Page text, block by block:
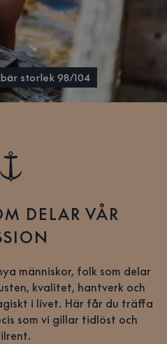
storlek 98/104
DELAR VÅR
människor, folk som delar
kvalitet, hantverk och
i livet. Här får du träffa
som vi gillar tidlöst och